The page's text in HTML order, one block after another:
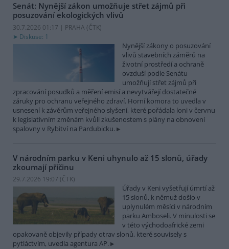
Senát: Nynější zákon umožňuje střet zájmů při
posuzování ekologických vlivů
30.7.2026 01:17 | PRAHA (ČTK)
Diskuse: 1
Nynější zákony o posuzování
vlivů stavebních záměrů na
životní prostředí a ochraně
ovzduší podle Senátu
umožňují střet zájmů při
zpracování posudků a měření emisí a nevytvářejí dostatečné
záruky pro ochranu veřejného zdraví. Horní komora to uvedla v
usnesení k závěrům veřejného slyšení, které pořádala loni v červnu
k legislativním změnám kvůli zkušenostem s plány na obnovení
spalovny v Rybitví na Pardubicku.
V národním parku v Keni uhynulo až 15 slonů, úřady
zkoumají příčinu
29.7.2026 19:07 (ČTK)
Úřady v Keni vyšetřují úmrtí až
15 slonů, k němuž došlo v
uplynulém měsíci v národním
parku Amboseli. V minulosti se
v této východoafrické zemi
opakovaně objevily případy otrav slonů, které souvisely s
pytláctvím, uvedla agentura AP.